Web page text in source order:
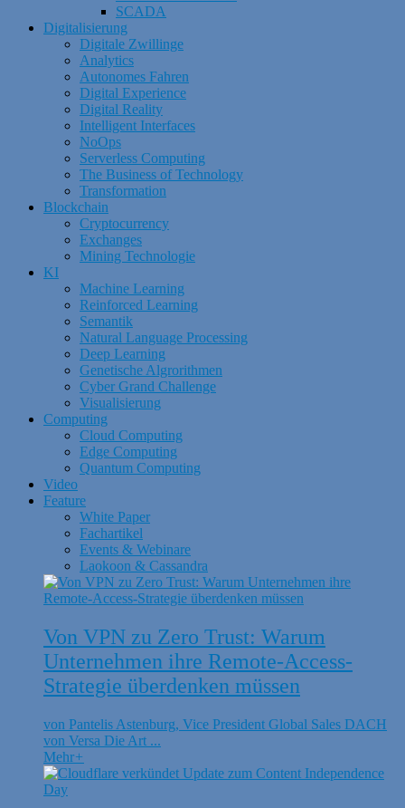
SCADA
Digitalisierung
Digitale Zwillinge
Analytics
Autonomes Fahren
Digital Experience
Digital Reality
Intelligent Interfaces
NoOps
Serverless Computing
The Business of Technology
Transformation
Blockchain
Cryptocurrency
Exchanges
Mining Technologie
KI
Machine Learning
Reinforced Learning
Semantik
Natural Language Processing
Deep Learning
Genetische Algrorithmen
Cyber Grand Challenge
Visualisierung
Computing
Cloud Computing
Edge Computing
Quantum Computing
Video
Feature
White Paper
Fachartikel
Events & Webinare
Laokoon & Cassandra
Von VPN zu Zero Trust: Warum
Unternehmen ihre Remote-Access-
Strategie überdenken müssen
von Pantelis Astenburg, Vice President Global Sales DACH
von Versa Die Art ...
Mehr+